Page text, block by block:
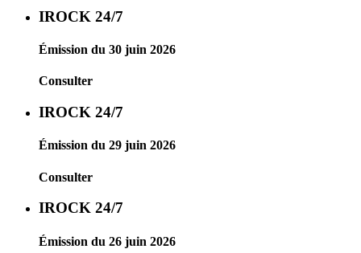
IROCK 24/7
Émission du 30 juin 2026
Consulter
IROCK 24/7
Émission du 29 juin 2026
Consulter
IROCK 24/7
Émission du 26 juin 2026